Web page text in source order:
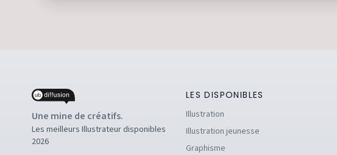
Une mine de créatifs.
Les meilleurs Illustrateur disponibles
2026
LES DISPONIBLES
Illustration
Illustration jeunesse
Graphisme